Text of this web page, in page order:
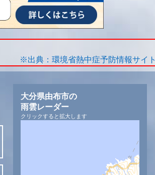
※出典：環境省熱中症予防情報サイト
大分県由布市の
雨雲レーダー
クリックすると拡大します